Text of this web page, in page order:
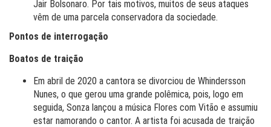
Jair Bolsonaro. Por tais motivos, muitos de seus ataques
vêm de uma parcela conservadora da sociedade.
Pontos de interrogação
Boatos de traição
Em abril de 2020 a cantora se divorciou de Whindersson
Nunes, o que gerou uma grande polêmica, pois, logo em
seguida, Sonza lançou a música Flores com Vitão e assumiu
estar namorando o cantor. A artista foi acusada de traição